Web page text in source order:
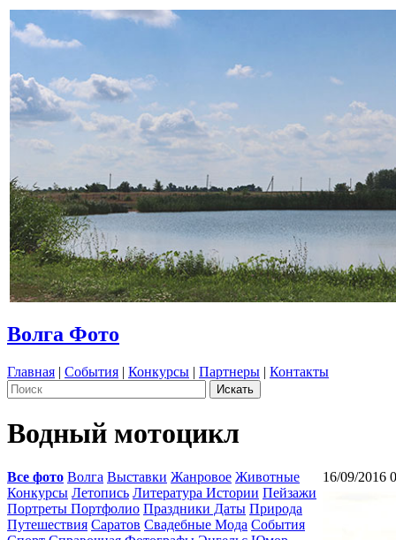
Волга Фото
Главная | События | Конкурсы | Партнеры | Контакты
Водный мотоцикл
Все фото Волга Выставки Жанровое Животные
Конкурсы Летопись Литература Истории Пейзажи
Портреты Портфолио Праздники Даты Природа
Путешествия Саратов Свадебные Мода События
16/09/2016